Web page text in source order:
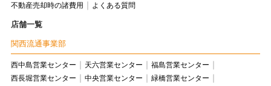
不動産売却時の諸費用
よくある質問
店舗一覧
関西流通事業部
西中島営業センター 天六営業センター
福島営業センター
西長堀営業センター
中央営業センター
緑橋営業センター